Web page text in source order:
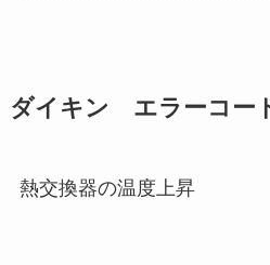
ダイキン エラーコー
熱交換器の温度上昇